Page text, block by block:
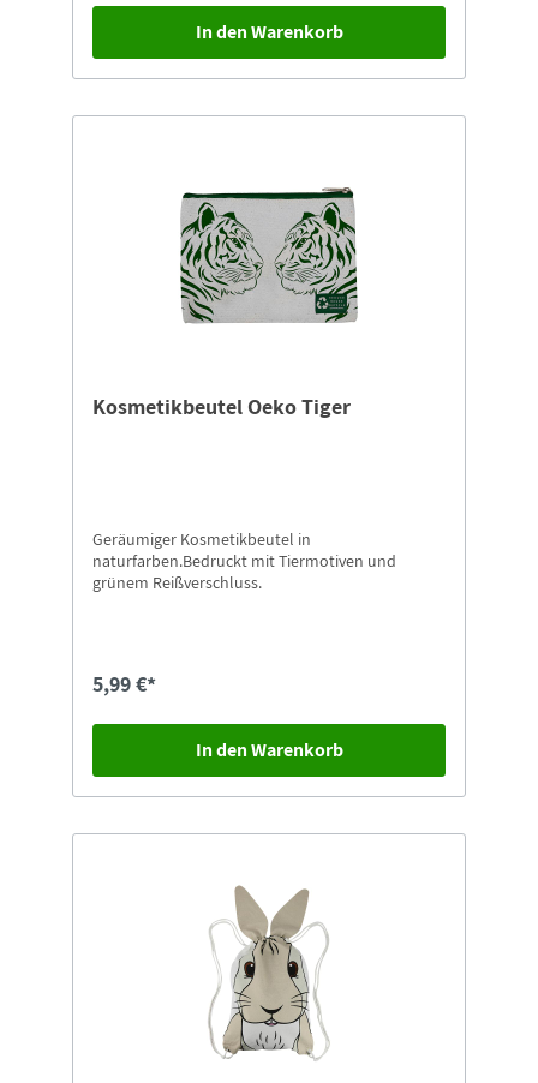
In den Warenkorb
Kosmetikbeutel Oeko Tiger
Geräumiger Kosmetikbeutel in
naturfarben.Bedruckt mit Tiermotiven und
grünem Reißverschluss.
5,99 €*
In den Warenkorb